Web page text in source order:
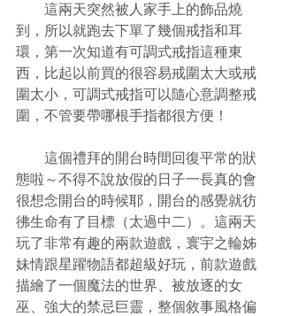
這兩天突然被人家手上的飾品燒
到，所以就跑去下單了幾個戒指和耳
環，第一次知道有可調式戒指這種東
西，比起以前買的很容易戒圍太大或戒
圍太小，可調式戒指可以隨心意調整戒
圍，不管要帶哪根手指都很方便！
這個禮拜的開台時間回復平常的狀
態啦～不得不說放假的日子一長真的會
很想念開台的時候耶，開台的感覺就彷
彿生命有了目標（太過中二）。這兩天
玩了非常有趣的兩款遊戲，寰宇之輪姊
妹情跟星躍物語都超級好玩，前款遊戲
描繪了一個魔法的世界、被放逐的女
巫、強大的禁忌巨靈，整個敘事風格偏